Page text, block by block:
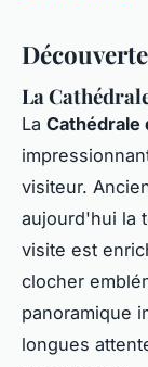
La
La Cathédrale
visiteur.
aujourd'hui la
visite est
clocher
panoramique
longues